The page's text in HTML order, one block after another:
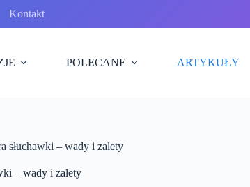
Kontakt
POLECANE ARTYKUŁY
słuchawki – wady i zalety
– wady i zalety